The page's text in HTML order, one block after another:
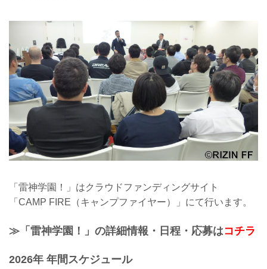
「雷神学園！」はクラウドファンディングサイト
「CAMP FIRE（キャンプファイヤー）」にて行います。
≫「雷神学園！」の詳細情報・日程・応募はコチラ
2026年 年間スケジュール